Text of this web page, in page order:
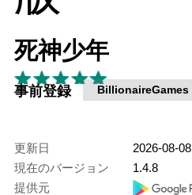
死神少年
事前登録 BillionaireGames
更新日
2026-08-08
現在のバージョン
1.4.8
提供元